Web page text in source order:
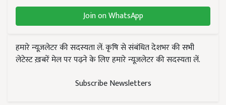
Join on WhatsApp
हमारे न्यूज़लेटर की सदस्यता लें. कृषि से संबंधित देशभर की सभी
लेटेस्ट ख़बरें मेल पर पढ़ने के लिए हमारे न्यूज़लेटर की सदस्यता लें.
Subscribe Newsletters